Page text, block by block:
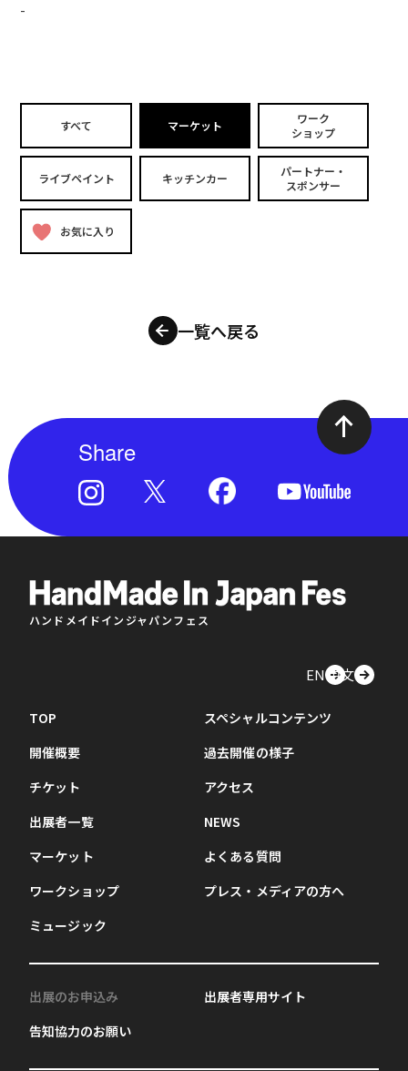
-
すべて マーケット
ワーク
ショップ
ライブペイント キッチンカー
パートナー・
スポンサー
お気に入り
一覧へ戻る
Share
ハンドメイドインジャパンフェス
EN中文
TOP
開催概要
チケット
出展者一覧
マーケット
ワークショップ
ミュージック
スペシャルコンテンツ
過去開催の様子
アクセス
NEWS
よくある質問
プレス・メディアの方へ
出展のお申込み
告知協力のお願い
出展者専用サイト